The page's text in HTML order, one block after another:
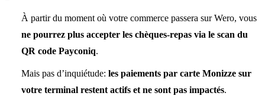
À partir du moment où votre commerce passera sur Wero, vous
ne pourrez plus accepter les chèques-repas via le scan du
QR code Payconiq.
Mais pas d’inquiétude: les paiements par carte Monizze sur
votre terminal restent actifs et ne sont pas impactés.